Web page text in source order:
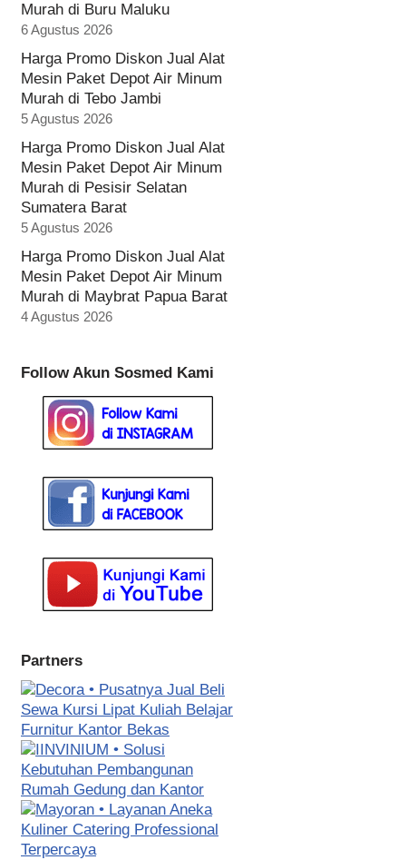
Murah di Buru Maluku
6 Agustus 2026
Harga Promo Diskon Jual Alat
Mesin Paket Depot Air Minum
Murah di Tebo Jambi
5 Agustus 2026
Harga Promo Diskon Jual Alat
Mesin Paket Depot Air Minum
Murah di Pesisir Selatan
Sumatera Barat
5 Agustus 2026
Harga Promo Diskon Jual Alat
Mesin Paket Depot Air Minum
Murah di Maybrat Papua Barat
4 Agustus 2026
Follow Akun Sosmed Kami
Partners